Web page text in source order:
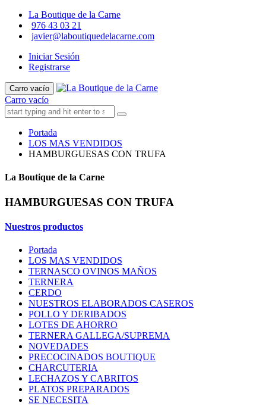
La Boutique de la Carne
976 43 03 21
javier@laboutiquedelacarne.com
Iniciar Sesión
Registrarse
Carro vacío
Carro vacío
Portada
LOS MAS VENDIDOS
HAMBURGUESAS CON TRUFA
La Boutique de la Carne
HAMBURGUESAS CON TRUFA
Nuestros productos
Portada
LOS MAS VENDIDOS
TERNASCO OVINOS MAÑOS
TERNERA
CERDO
NUESTROS ELABORADOS CASEROS
POLLO Y DERIBADOS
LOTES DE AHORRO
TERNERA GALLEGA/SUPREMA
NOVEDADES
PRECOCINADOS BOUTIQUE
CHARCUTERIA
LECHAZOS Y CABRITOS
PLATOS PREPARADOS
SE NECESITA